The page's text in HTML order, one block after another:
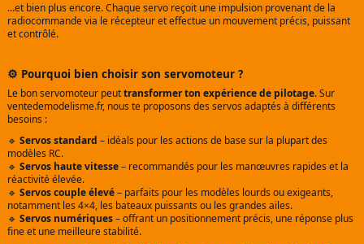
…et bien plus encore. Chaque servo reçoit une impulsion provenant de la
radiocommande via le récepteur et effectue un mouvement précis, puissant
et contrôlé.
⚙️ Pourquoi bien choisir son servomoteur ?
Le bon servomoteur peuttransformer ton expérience de pilotage. Sur
ventedemodelisme.fr, nous te proposons des servos adaptés à différents
besoins :
🔹 Servos standard – idéals pour les actions de base sur la plupart des
modèles RC.
🔹 Servos haute vitesse– recommandés pour les manœuvres rapides et la
réactivité élevée.
🔹 Servos couple élevé– parfaits pour les modèles lourds ou exigeants,
notamment les 4×4, les bateaux puissants ou les grandes ailes.
🔹 Servos numériques– offrant un positionnement précis, une réponse plus
fine et une meilleure stabilité.